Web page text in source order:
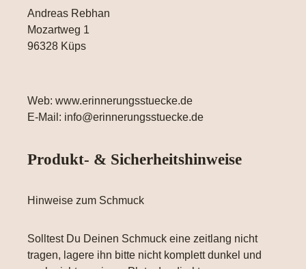
Andreas Rebhan
Mozartweg 1
96328 Küps
Web: www.erinnerungsstuecke.de
E-Mail: info@erinnerungsstuecke.de
Produkt- & Sicherheitshinweise
Hinweise zum Schmuck
Solltest Du Deinen Schmuck eine zeitlang nicht
tragen, lagere ihn bitte nicht komplett dunkel und